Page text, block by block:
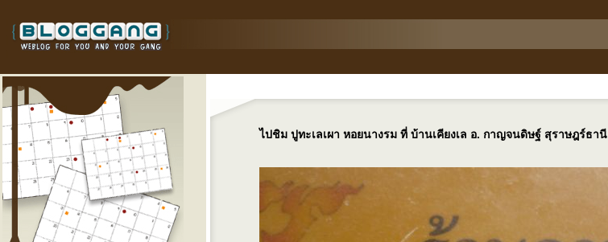
ไปชิม ปูทะเลเผา หอยนางรม ที่ บ้านเคียงเล อ. กาญจนดิษฐ์ สุราษฎร์ธานี